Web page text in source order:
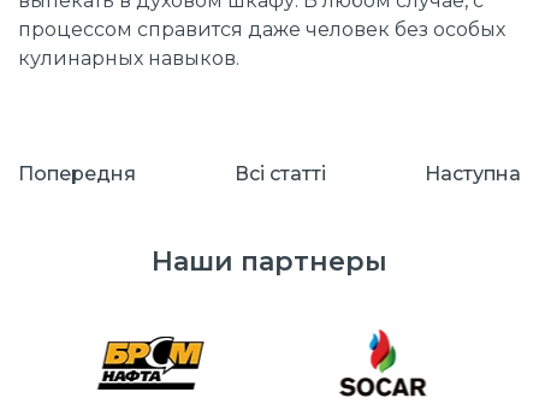
процессом справится даже человек без особых
кулинарных навыков.
Попередня Всі cтатті Наступна
Наши партнеры